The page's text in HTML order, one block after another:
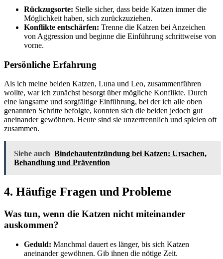
Rückzugsorte: Stelle sicher, dass beide Katzen immer die
Möglichkeit haben, sich zurückzuziehen.
Konflikte entschärfen: Trenne die Katzen bei Anzeichen
von Aggression und beginne die Einführung schrittweise von
vorne.
Persönliche Erfahrung
Als ich meine beiden Katzen, Luna und Leo, zusammenführen
wollte, war ich zunächst besorgt über mögliche Konflikte. Durch
eine langsame und sorgfältige Einführung, bei der ich alle oben
genannten Schritte befolgte, konnten sich die beiden jedoch gut
aneinander gewöhnen. Heute sind sie unzertrennlich und spielen oft
zusammen.
Siehe auch Bindehautentzündung bei Katzen: Ursachen,
Behandlung und Prävention
4. Häufige Fragen und Probleme
Was tun, wenn die Katzen nicht miteinander
auskommen?
Geduld: Manchmal dauert es länger, bis sich Katzen
aneinander gewöhnen. Gib ihnen die nötige Zeit.